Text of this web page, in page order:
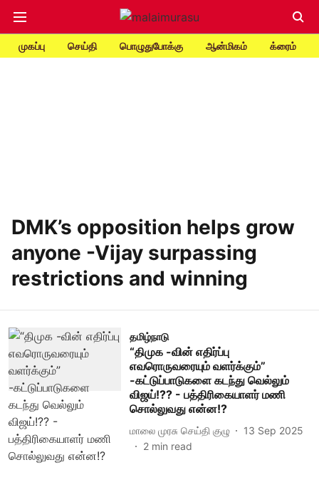
முகப்பு செய்தி பொழுதுபோக்கு ஆன்மிகம் க்ரைம்
DMK’s opposition helps grow
anyone -Vijay surpassing
restrictions and winning
தமிழ்நாடு
“திமுக -வின் எதிர்ப்பு
எவரொருவரையும் வளர்க்கும்”
-கட்டுப்பாடுகளை கடந்து வெல்லும்
விஜய்!?? - பத்திரிகையாளர் மணி
சொல்லுவது என்ன!?
மாலை முரசு செய்தி குழு
13 Sep 2025
2 min read